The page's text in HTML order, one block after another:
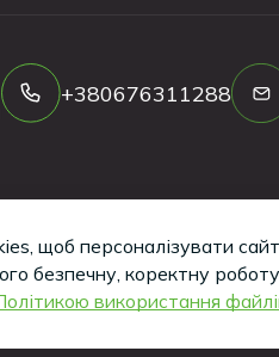
+380676311288
Copyright ©2026Tea-
Кажуть, такі сайти
щоб персоналізувати
безпечну, коректну
використання